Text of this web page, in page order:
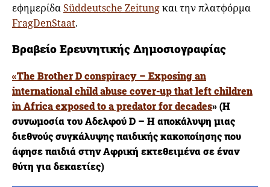
εφημερίδαSüddeutsche Zeitungκαι την πλατφόρμα
FragDenStaat.
Βραβείο Ερευνητικής Δημοσιογραφίας
«The Brother D conspiracy – Exposing an
international child abuse cover-up that left children
in Africa exposed to a predator for decades»(Η
συνωμοσία του Αδελφού D – Η αποκάλυψη μιας
διεθνούς συγκάλυψης παιδικής κακοποίησης που
άφησε παιδιά στην Αφρική εκτεθειμένα σε έναν
θύτη για δεκαετίες)